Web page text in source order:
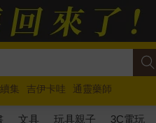
集 吉伊卡哇
通靈藥師
5 超慢跑
文具 玩具親子 3C電玩